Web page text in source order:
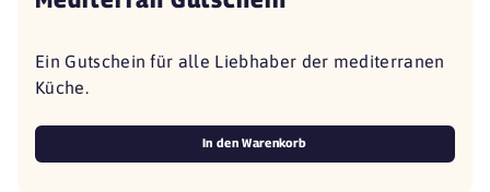
Ein Gutschein für alle Liebhaber der mediterranen
Küche.
In den Warenkorb